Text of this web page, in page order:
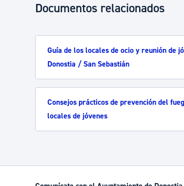
Documentos relacionados
Guía de los locales de ocio y reunión de
Donostia / San Sebastián
Consejos prácticos de prevención del
locales de jóvenes